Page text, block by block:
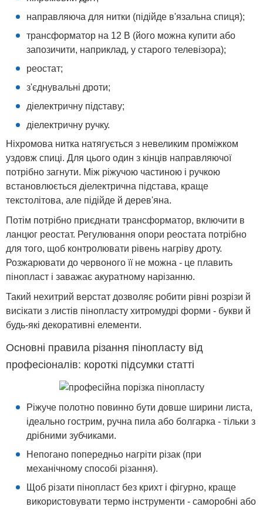
направляюча для нитки (підійде в'язальна спиця);
трансформатор на 12 В (його можна купити або
запозичити, наприклад, у старого телевізора);
реостат;
з'єднувальні дроти;
діелектричну підставу;
діелектричну ручку.
Ніхромова нитка натягується з невеликим проміжком
уздовж спиці. Для цього один з кінців направляючої
потрібно загнути. Між ріжучою частиною і ручкою
встановлюється діелектрична підстава, краще
текстолітова, але підійде й дерев'яна.
Потім потрібно приєднати трансформатор, включити в
ланцюг реостат. Регулювання опори реостата потрібно
для того, щоб контролювати рівень нагріву дроту.
Розжарювати до червоного її не можна - це плавить
пінопласт і заважає акуратному нарізанню.
Такий нехитрий верстат дозволяє робити рівні розрізи й
висікати з листів пінопласту хитромудрі форми - букви й
будь-які декоративні елементи.
Основні правила різання пінопласту від
професіоналів: короткі підсумки статті
Ріжуче полотно повинно бути довше ширини листа,
ідеально гострим, ручна пила або болгарка - тільки з
дрібними зубчиками.
Непогано попередньо нагріти різак (при
механічному способі різання).
Щоб різати пінопласт без крихт і фігурно, краще
використовувати термо інструменти - саморобні або